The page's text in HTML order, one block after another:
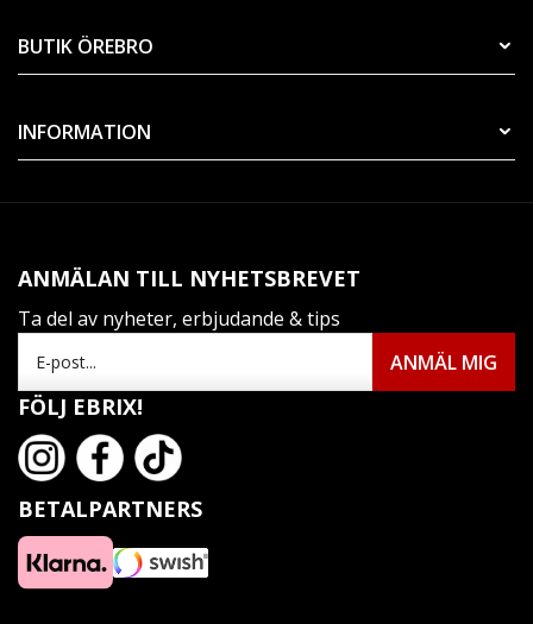
BUTIK ÖREBRO
INFORMATION
ANMÄLAN TILL NYHETSBREVET
Ta del av nyheter, erbjudande & tips
FÖLJ EBRIX!
BETALPARTNERS